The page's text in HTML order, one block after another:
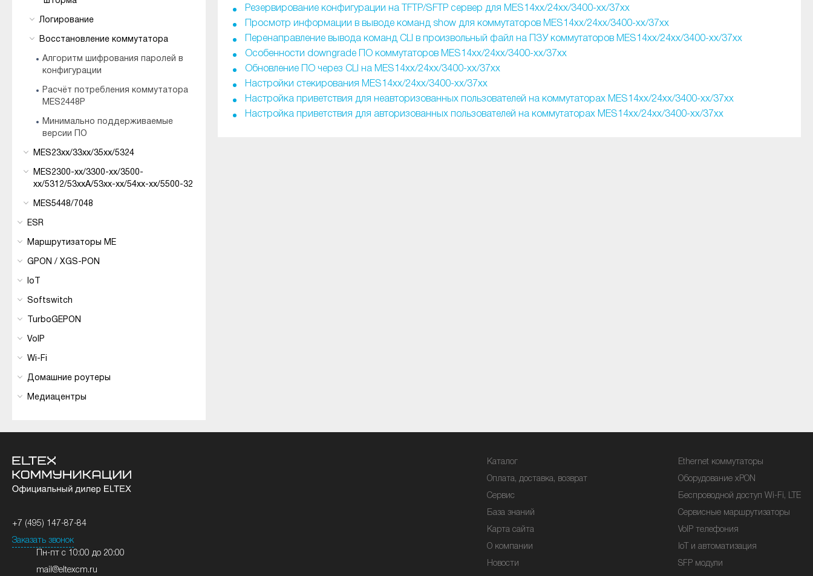
Логирование
Восстановление коммутатора
Алгоритм шифрования паролей в
конфигурации
Расчёт потребления коммутатора
MES2448P
Минимально поддерживаемые
версии ПО
MES23xx/33xx/35xx/5324
MES2300-xx/3300-xx/3500-
xx/5312/53xxA/53xx-xx/54xx-xx/5500-32
MES5448/7048
ESR
Маршрутизаторы ME
GPON / XGS-PON
IoT
Softswitch
TurboGEPON
VoIP
Wi-Fi
Домашние роутеры
Медиацентры
Резервирование конфигурации на TFTP/SFTP сервер для MES14xx/24xx/3400-xx/37xx
Просмотр информации в выводе команд show для коммутаторов MES14xx/24xx/3400-xx/37xx
Перенаправление вывода команд CLI в произвольный файл на ПЗУ коммутаторов MES14xx/24xx/3400-xx/37xx
Особенности downgrade ПО коммутаторов MES14xx/24xx/3400-xx/37xx
Обновление ПО через CLI на MES14xx/24xx/3400-xx/37xx
Настройки стекирования MES14xx/24xx/3400-xx/37xx
Настройка приветствия для неавторизованных пользователей на коммутаторах MES14xx/24xx/3400-xx/37хх
Настройка приветствия для авторизованных пользователей на коммутаторах MES14xx/24xx/3400-xx/37xx
+7 (495) 147-87-84
Заказать звонок
Пн-пт с 10:00 до 20:00
mail@eltexcm.ru
Каталог
Оплата, доставка, возврат
Сервис
База знаний
Карта сайта
О компании
Новости
Ethernet коммутаторы
Оборудование xPON
Беспроводной доступ Wi-Fi, LTE
Сервисные маршрутизаторы
VoIP телефония
IoT и автоматизация
SFP модули